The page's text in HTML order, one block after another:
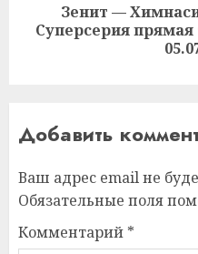
Следующая
Зенит —
Суперсерия
Добавить
Ваш адрес email не
Обязательные поля
Комментарий *